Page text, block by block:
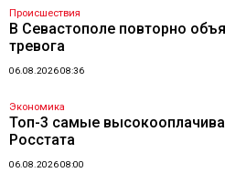
Происшествия
В Севастополе повторно
тревога
06.08.2026 08:36
Экономика
Топ-3 самые
Росстата
06.08.2026 08:00